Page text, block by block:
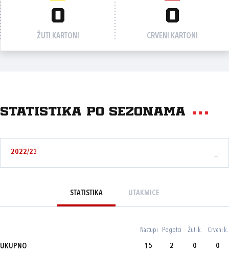
0
ŽUTI KARTONI
0
CRVENI KARTONI
Statistika po sezonama
2022/23
STATISTIKA UTAKMICE
Nastupi Pogotci Žuti k. Crveni k.
UKUPNO 15 2 0 0